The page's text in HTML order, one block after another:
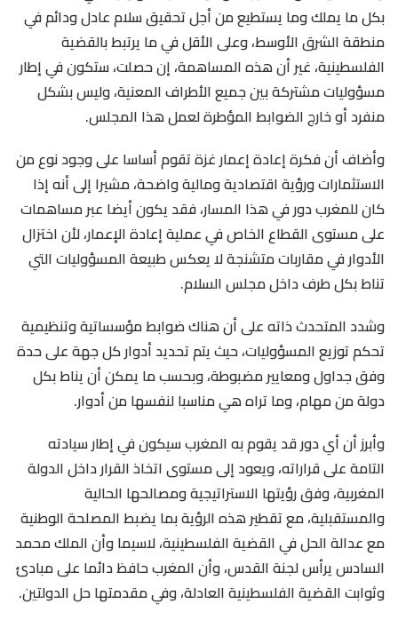
بكل ما يملك وما يستطيع من أجل تحقيق سلام عادل ودائم في
منطقة الشرق الأوسط، وعلى الأقل في ما يرتبط بالقضية
الفلسطينية، غير أن هذه المساهمة، إن حصلت، ستكون في إطار
مسؤوليات مشتركة بين جميع الأطراف المعنية، وليس بشكل
منفرد أو خارج الضوابط المؤطرة لعمل هذا المجلس.
وأضاف أن فكرة إعادة إعمار غزة تقوم أساسا على وجود نوع من
الاستثمارات ورؤية اقتصادية ومالية واضحة، مشيرا إلى أنه إذا
كان للمغرب دور في هذا المسار، فقد يكون أيضا عبر مساهمات
على مستوى القطاع الخاص في عملية إعادة الإعمار، لأن اختزال
الأدوار في مقاربات متشنجة لا يعكس طبيعة المسؤوليات التي
تناط بكل طرف داخل مجلس السلام.
وشدد المتحدث ذاته على أن هناك ضوابط مؤسساتية وتنظيمية
تحكم توزيع المسؤوليات، حيث يتم تحديد أدوار كل جهة على حدة
وفق جداول ومعايير مضبوطة، وبحسب ما يمكن أن يناط بكل
دولة من مهام، وما تراه هي مناسبا لنفسها من أدوار.
وأبرز أن أي دور قد يقوم به المغرب سيكون في إطار سيادته
التامة على قراراته، ويعود إلى مستوى اتخاذ القرار داخل الدولة
المغربية، وفق رؤيتها الاستراتيجية ومصالحها الحالية
والمستقبلية، مع تقطير هذه الرؤية بما يضبط المصلحة الوطنية
مع عدالة الحل في القضية الفلسطينية، لاسيما وأن الملك محمد
السادس يرأس لجنة القدس، وأن المغرب حافظ دائما على مبادئ
وثوابت القضية الفلسطينية العادلة، وفي مقدمتها حل الدولتين.